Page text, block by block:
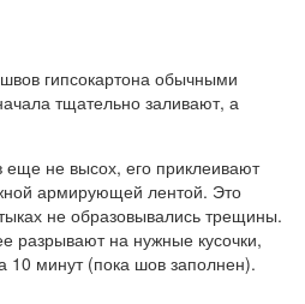
гипсокартона обычными
тщательно заливают, а
еще не высох, его приклеивают
армирующей лентой. Это
не образовывались трещины.
разрывают на нужные кусочки,
10 минут (пока шов заполнен).